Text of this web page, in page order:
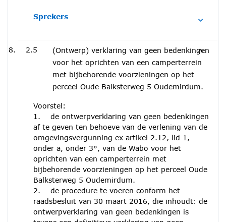
Sprekers
2.5
(Ontwerp) verklaring van geen bedenkingen
voor het oprichten van een camperterrein
met bijbehorende voorzieningen op het
perceel Oude Balksterweg 5 Oudemirdum.
Voorstel:
1. de ontwerpverklaring van geen bedenkingen
af te geven ten behoeve van de verlening van de
omgevingsvergunning ex artikel 2.12, lid 1,
onder a, onder 3°, van de Wabo voor het
oprichten van een camperterrein met
bijbehorende voorzieningen op het perceel Oude
Balksterweg 5 Oudemirdum.
2. de procedure te voeren conform het
raadsbesluit van 30 maart 2016, die inhoudt: de
ontwerpverklaring van geen bedenkingen is